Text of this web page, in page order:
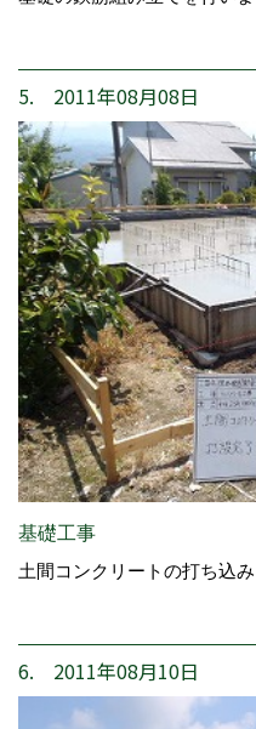
5. 2011年08月08日
基礎工事
土間コンクリートの打ち込み
6. 2011年08月10日